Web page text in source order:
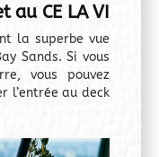
au CE LA VI
la superbe vue
Sands. Si vous
vous pouvez
l’entrée au deck